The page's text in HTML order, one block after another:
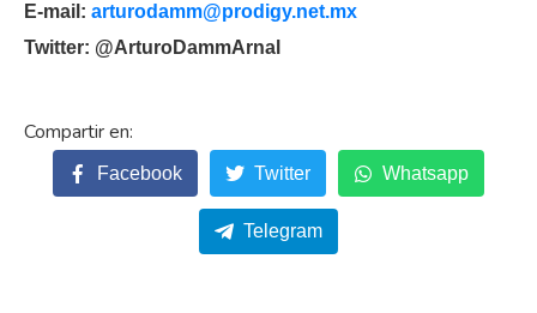
E-mail: arturodamm@prodigy.net.mx
Twitter: @ArturoDammArnal
Facebook Twitter Whatsapp
Telegram